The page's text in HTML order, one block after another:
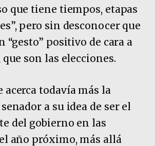
que tiene tiempos, etapas
pero sin desconocer que
“gesto” positivo de cara a
son las elecciones.
acerca todavía más la
a su idea de ser el
del gobierno en las
año próximo, más allá